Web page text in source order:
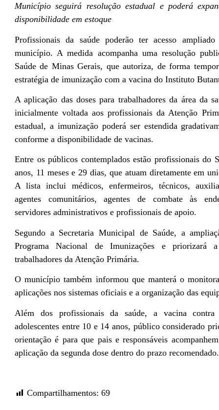
Município seguirá resolução estadual e poderá
disponibilidade em estoque
Profissionais da saúde poderão ter acesso
município. A medida acompanha uma resolução
Saúde de Minas Gerais, que autoriza, de forma
estratégia de imunização com a vacina do Instituto
A aplicação das doses para trabalhadores da área da
inicialmente voltada aos profissionais da Atenção
estadual, a imunização poderá ser estendida
conforme a disponibilidade de vacinas.
Entre os públicos contemplados estão profissionais do
anos, 11 meses e 29 dias, que atuam diretamente em
A lista inclui médicos, enfermeiros, técnicos,
agentes comunitários, agentes de combate às
servidores administrativos e profissionais de apoio.
Segundo a Secretaria Municipal de Saúde, a
Programa Nacional de Imunizações e priorizará
trabalhadores da Atenção Primária.
O município também informou que manterá o
aplicações nos sistemas oficiais e a organização das
Além dos profissionais da saúde, a vacina contra
adolescentes entre 10 e 14 anos, público considerado
orientação é para que pais e responsáveis
aplicação da segunda dose dentro do prazo recomendado.
Compartilhamentos: 69